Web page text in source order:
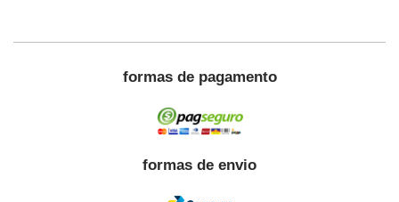
formas de pagamento
formas de envio